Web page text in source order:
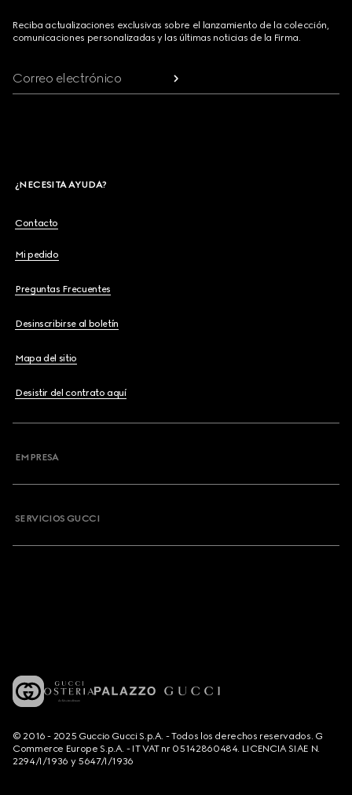
Reciba actualizaciones exclusivas sobre el lanzamiento de la colección,
comunicaciones personalizadas y las últimas noticias de la Firma.
Correo electrónico
¿NECESITA AYUDA?
Contacto
Mi pedido
Preguntas Frecuentes
Desinscribirse al boletín
Mapa del sitio
Desistir del contrato aquí
EMPRESA
SERVICIOS GUCCI
© 2016 - 2025 Guccio Gucci S.p.A. - Todos los derechos reservados. G
Commerce Europe S.p.A. - IT VAT nr 05142860484. LICENCIA SIAE N.
2294/I/1936 y 5647/I/1936